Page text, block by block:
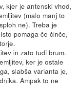
kjer je antenski vhod,
(malo manj to
ne). Treba je
pomaga če činče,
in zato tudi brum.
ker je ostale
slabša varianta je,
Ampak to ne